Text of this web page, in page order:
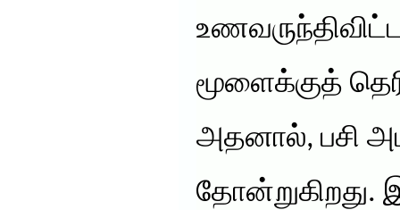
மூளைக்குத்
அதனால், பசி